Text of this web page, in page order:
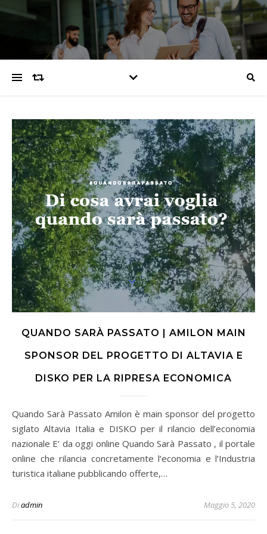
QUANDO SARÀ PASSATO | AMILON MAIN
SPONSOR DEL PROGETTO DI ALTAVIA E
DISKO PER LA RIPRESA ECONOMICA
Quando Sarà Passato Amilon è main sponsor del progetto
siglato Altavia Italia e DISKO per il rilancio dell’economia
nazionale E’ da oggi online Quando Sarà Passato , il portale
online che rilancia concretamente l’economia e l’Industria
turistica italiane pubblicando offerte,…
Diadmin Maggio 5, 2020